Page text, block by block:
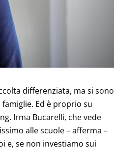
differenziata, ma si sono
Ed è proprio su
Irma Bucarelli, che vede
alle scuole – afferma –
e, se non investiamo sui